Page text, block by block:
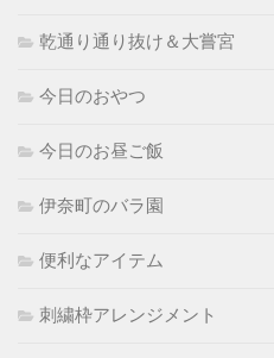
乾通り通り抜け＆大嘗宮
今日のおやつ
今日のお昼ご飯
伊奈町のバラ園
便利なアイテム
刺繍枠アレンジメント